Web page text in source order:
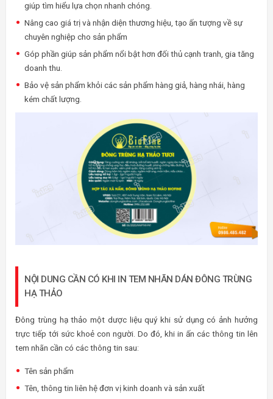
giúp tìm hiểu lựa chọn nhanh chóng.
Nâng cao giá trị và nhận diện thương hiệu, tạo ấn tượng về sự
chuyên nghiệp cho sản phẩm
Góp phần giúp sản phẩm nổi bật hơn đối thủ cạnh tranh, gia tăng
doanh thu.
Bảo vệ sản phẩm khỏi các sản phẩm hàng giả, hàng nhái, hàng
kém chất lượng.
NỘI DUNG CẦN CÓ KHI IN TEM NHÃN DÁN ĐÔNG TRÙNG
HẠ THẢO
Đông trùng hạ thảo một dược liệu quý khi sử dụng có ảnh hưởng
trực tiếp tới sức khoẻ con người. Do đó, khi in ấn các thông tin lên
tem nhãn cần có các thông tin sau:
Tên sản phẩm
Tên, thông tin liên hệ đơn vị kinh doanh và sản xuất